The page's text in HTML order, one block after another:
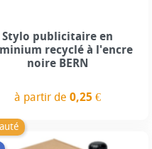
Stylo publicitaire en
recyclé à l'encre
noire BERN
à partir de0,25 €